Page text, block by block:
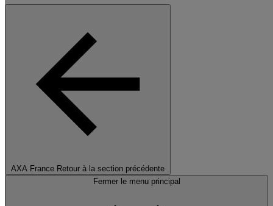
AXA France Retour à la section précédente
Fermer le menu principal